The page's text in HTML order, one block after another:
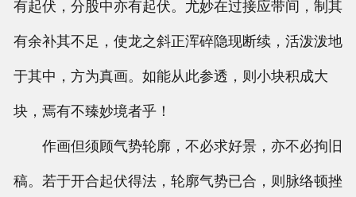
有起伏，分股中亦有起伏。尤妙在过接应带间，制其
有余补其不足，使龙之斜正浑碎隐现断续，活泼泼地
于其中，方为真画。如能从此参透，则小块积成大
块，焉有不臻妙境者乎！
作画但须顾气势轮廓，不必求好景，亦不必拘旧
稿。若于开合起伏得法，轮廓气势已合，则脉络顿挫